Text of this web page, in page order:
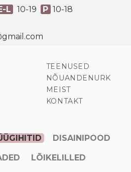
L 10-19 P 10-18
TEENUSED
NÕUANDENURK
MEIST
KONTAKT
DISAINIPOOD
LÕIKELILLED